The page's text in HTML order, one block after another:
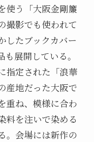
使う「大阪金剛簾
撮影でも使われて
したブックカバー
展開している。
指定された「浪華
産地だった大阪で
重ね、模様に合わ
料を注いで染める
。会場には新作の